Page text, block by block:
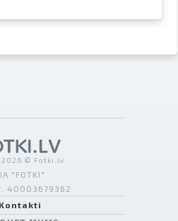
© Fotki.lv
"FOTKI"
40003679362
Kontakti